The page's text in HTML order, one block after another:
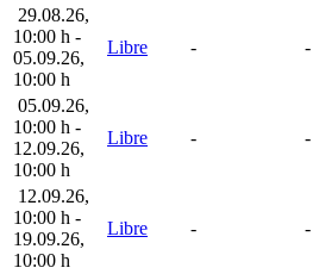
29.08.26,
10:00 h -
05.09.26,
10:00 h
Libre - -
05.09.26,
10:00 h -
12.09.26,
10:00 h
Libre - -
12.09.26,
10:00 h -
19.09.26,
10:00 h
Libre - -